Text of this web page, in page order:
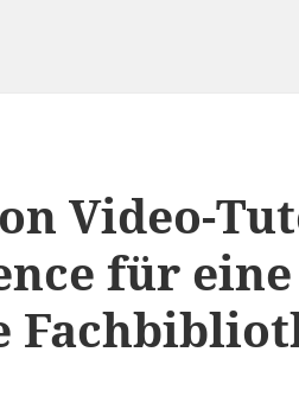
Video-
für eine